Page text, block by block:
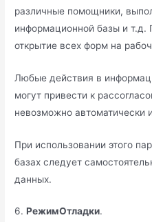
различные помощники,
информационной базы и т.д.
открытие всех форм на
Любые действия в
могут привести к
невозможно автоматически
При использовании этого
базах следует
данных.
6.РежимОтладки.